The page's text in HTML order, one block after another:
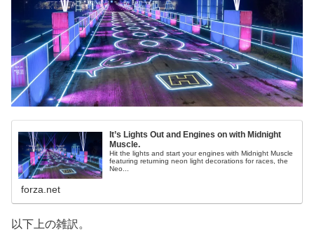
It’s Lights Out and Engines on with Midnight
Muscle.
Hit the lights and start your engines with Midnight Muscle
featuring returning neon light decorations for races, the
Neo...
forza.net
以下上の雑訳。